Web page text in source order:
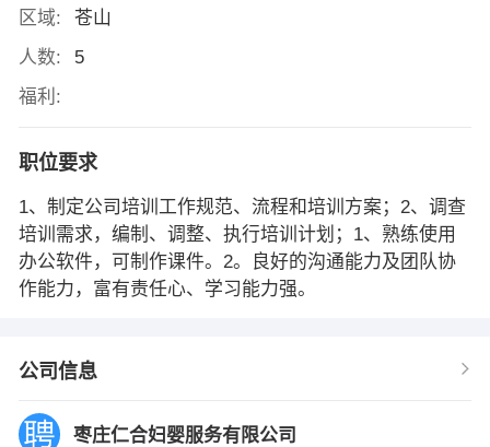
区域:
苍山
人数:
5
福利:
职位要求
1、制定公司培训工作规范、流程和培训方案；2、调查
培训需求，编制、调整、执行培训计划；1、熟练使用
办公软件，可制作课件。2。良好的沟通能力及团队协
作能力，富有责任心、学习能力强。
公司信息
枣庄仁合妇婴服务有限公司